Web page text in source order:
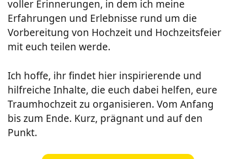
voller Erinnerungen, in dem ich meine
Erfahrungen und Erlebnisse rund um die
Vorbereitung von Hochzeit und Hochzeitsfeier
mit euch teilen werde.
Ich hoffe, ihr findet hier inspirierende und
hilfreiche Inhalte, die euch dabei helfen, eure
Traumhochzeit zu organisieren. Vom Anfang
bis zum Ende. Kurz, prägnant und auf den
Punkt.